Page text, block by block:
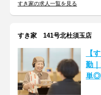
すき家の求人一覧を見る
すき家 141号北杜須玉店
【
勤
単